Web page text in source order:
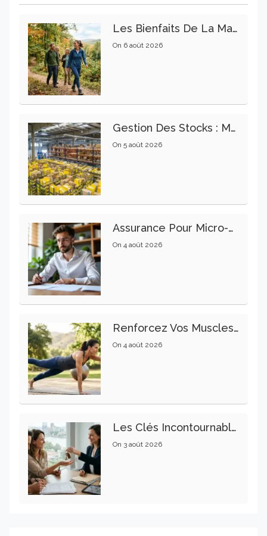
Les Bienfaits De La Marche Sur La Santé Physique Et Mentale
On 6 août 2026
Gestion Des Stocks : Meilleures Pratiques Intralogistiques
On 5 août 2026
Assurance Pour Micro-Entrepreneur : Les Garanties Essentielles À Connaître
On 4 août 2026
Renforcez Vos Muscles Profonds Pour Apaiser Votre Mal De Dos
On 4 août 2026
Les Clés Incontournables Pour Réussir Vos Transactions Immobilières
On 3 août 2026